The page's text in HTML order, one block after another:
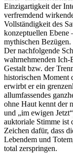
Einzigartigkeit der
verfremdend
Vollständigkeit des
konzeptuellen Ebene
mythischen Bezügen.
Der nachfolgende
wahrnehmenden Ich-
Gestalt bzw. der
historischen Moment
erwirbt er ein
allumfassendes
ohne Haut kennt der
und „im ewigen
auktoriale Stimme ist
Zeichen dafür, dass
Lebendem und
total zerspringen.